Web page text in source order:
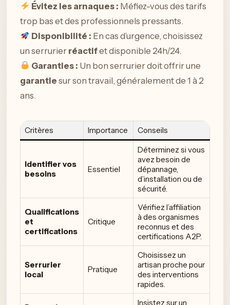
Évitez les arnaques : Méfiez-vous des tarifs
trop bas et des professionnels pressants.
Disponibilité : En cas d’urgence, choisissez
un serrurier réactifet disponible 24h/24.
Garanties : Un bon serrurier doit offrir une
garantie sur son travail, généralement de 1 à 2
ans.
Critères Importance Conseils
Identifier vos
besoins
Essentiel
Déterminez si vous
avez besoin de
dépannage,
d’installation ou de
sécurité.
Qualifications
et
certifications
Critique
Vérifiez l’affiliation
à des organismes
reconnus et des
certifications A2P.
Serrurier
local
Pratique
Choisissez un
artisan proche pour
des interventions
rapides.
Insistez sur un